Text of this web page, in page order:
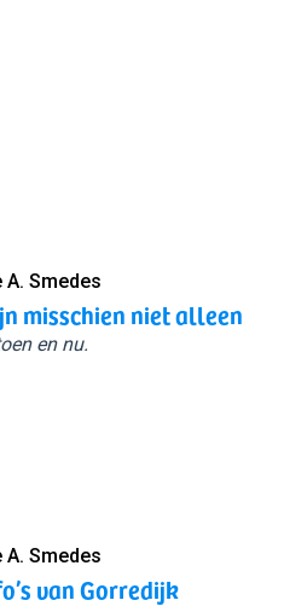
A. Smedes
misschien niet alleen
en nu.
A. Smedes
van Gorredijk